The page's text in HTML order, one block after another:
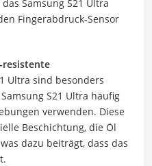
Samsung S21 Ultra
Fingerabdruck-Sensor
resistente
Ultra sind besonders
S21 Ultra häufig
verwenden. Diese
Beschichtung, die Öl
dazu beiträgt, dass das